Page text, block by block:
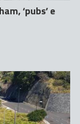
‘pubs’ e